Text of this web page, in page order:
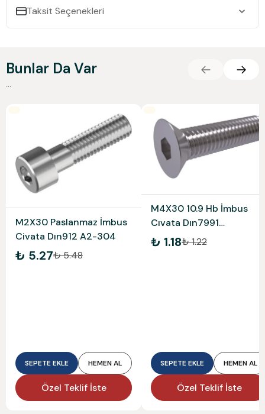
Taksit Seçenekleri
Bunlar Da Var
...
M2X30 Paslanmaz İmbus
Civata Dın912 A2-304
₺ 5.27₺ 5.48
SEPETE EKLE HEMEN AL
Özel Teklif İste
M4X30 10.9 Hb İmbus
Cıvata Dın7991
Elektrogalvaniz
₺ 1.18₺ 1.22
SEPETE EKLE HEMEN AL
Özel Teklif İste